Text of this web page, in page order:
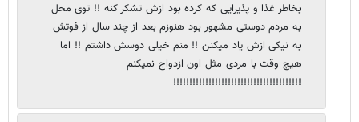
بخاطر غذا و پذیرایی که کرده بود ازش تشکر کنه !! توی محل
به مردم دوستی مشهور بود هنوزم بعد از چند سال از فوتش
به نیکی ازش یاد میکنن !! منم خیلی دوسش داشتم !! اما
هیچ وقت با مردی مثل اون ازدواج نمیکنم
!!!!!!!!!!!!!!!!!!!!!!!!!!!!!!!!!!!!!!!!